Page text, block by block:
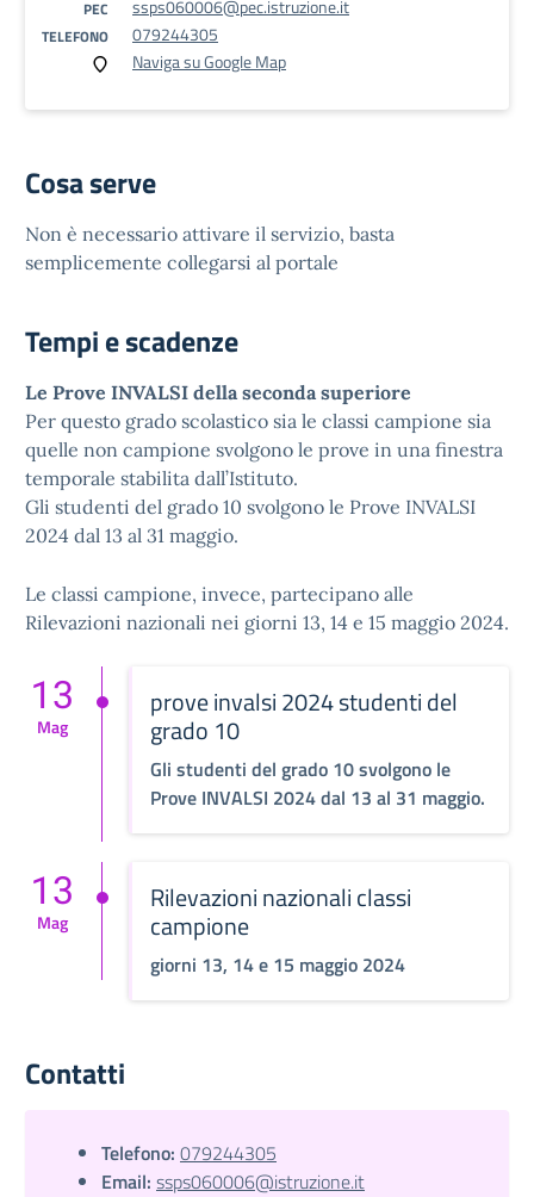
PEC ssps060006@pec.istruzione.it
TELEFONO
079244305
Naviga su Google Map
Cosa serve
Non è necessario attivare il servizio, basta
semplicemente collegarsi al portale
Tempi e scadenze
Le Prove INVALSI della seconda superiore
Per questo grado scolastico sia le classi campione sia
quelle non campione svolgono le prove in una finestra
temporale stabilita dall’Istituto.
Gli studenti del grado 10 svolgono le Prove INVALSI
2024 dal 13 al 31 maggio.
Le classi campione, invece, partecipano alle
Rilevazioni nazionali nei giorni 13, 14 e 15 maggio 2024.
prove invalsi 2024 studenti del
grado 10
Gli studenti del grado 10 svolgono le
Prove INVALSI 2024 dal 13 al 31 maggio.
13
Mag
Rilevazioni nazionali classi
campione
giorni 13, 14 e 15 maggio 2024
13
Mag
Contatti
Telefono: 079244305
Email: ssps060006@istruzione.it